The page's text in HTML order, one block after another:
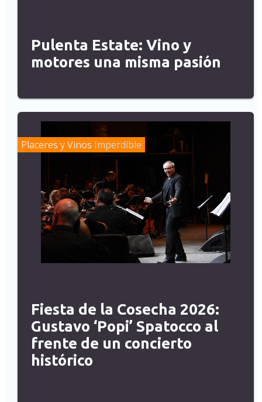
Pulenta Estate: Vino y
motores una misma pasión
Placeres y Vinos Imperdible
Fiesta de la Cosecha 2026:
Gustavo ‘Popi’ Spatocco al
frente de un concierto
histórico